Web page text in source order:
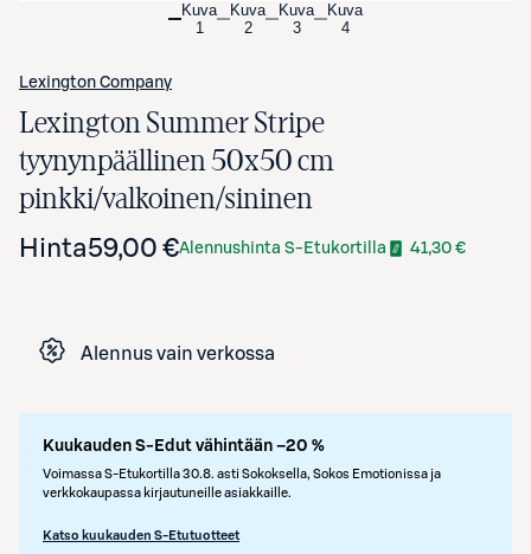
Kuva
1
Kuva
2
Kuva
3
Kuva
4
Lexington Company
Lexington Summer Stripe
tyynynpäällinen 50x50 cm
pinkki/valkoinen/sininen
Hinta59,00 €Alennushinta S-Etukortilla 41,30 €
Alennus vain verkossa
Kuukauden S-Edut vähintään –20 %
Voimassa S-Etukortilla 30.8. asti Sokoksella, Sokos Emotionissa ja
verkkokaupassa kirjautuneille asiakkaille.
Katso kuukauden S-Etutuotteet